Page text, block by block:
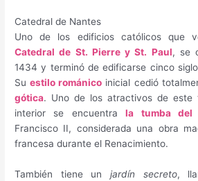
Catedral de Nantes
Uno de los edificios católicos que
Catedral de St. Pierre y St. Paul, se
1434 y terminó de edificarse cinco
Suestilo románico inicial cedió
gótica. Uno de los atractivos de este
interior se encuentrala tumba del
Francisco II, considerada una obra
francesa durante el Renacimiento.
También tiene un jardín secreto,